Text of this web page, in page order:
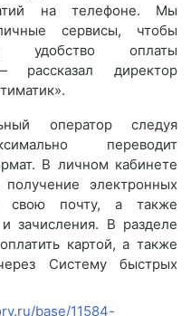
на телефоне. Мы
сервисы, чтобы
удобство оплаты
рассказал директор
оператор следуя
переводит
В личном кабинете
электронных
свою почту, а также
зачисления. В разделе
картой, а также
Систему быстрых
base/11584-